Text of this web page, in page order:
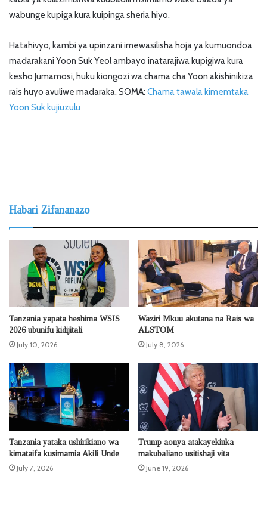
wabunge kupiga kura kuipinga sheria hiyo.
Hatahivyo, kambi ya upinzani imewasilisha hoja ya kumuondoa
madarakani Yoon Suk Yeol ambayo inatarajiwa kupigiwa kura
kesho Jumamosi, huku kiongozi wa chama cha Yoon akishinikiza
rais huyo avuliwe madaraka. SOMA: Chama tawala kimemtaka
Yoon Suk kujiuzulu
Habari Zifananazo
Tanzania yapata heshima WSIS
2026 ubunifu kidijitali
July 10, 2026
Waziri Mkuu akutana na Rais wa
ALSTOM
July 8, 2026
Tanzania yataka ushirikiano wa
kimataifa kusimamia Akili Unde
July 7, 2026
Trump aonya atakayekiuka
makubaliano usitishaji vita
June 19, 2026